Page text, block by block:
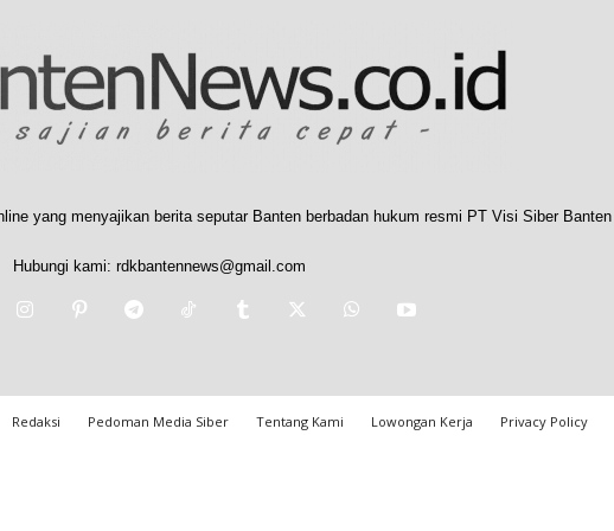
yang menyajikan berita seputar Banten berbadan hukum resmi PT Visi Siber Banten
Hubungi kami: rdkbantennews@gmail.com
Redaksi Pedoman Media Siber Tentang Kami Lowongan Kerja Privacy Policy